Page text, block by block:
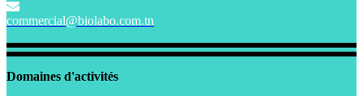
commercial@biolabo.com.tn
Domaines d'activités